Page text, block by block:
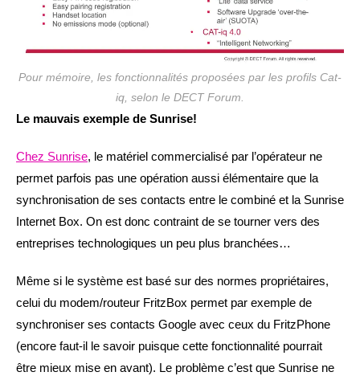
Pour mémoire, les fonctionnalités proposées par les profils Cat-
iq, selon le DECT Forum.
Le mauvais exemple de Sunrise!
Chez Sunrise, le matériel commercialisé par l’opérateur ne
permet parfois pas une opération aussi élémentaire que la
synchronisation de ses contacts entre le combiné et la Sunrise
Internet Box. On est donc contraint de se tourner vers des
entreprises technologiques un peu plus branchées…
Même si le système est basé sur des normes propriétaires,
celui du modem/routeur FritzBox permet par exemple de
synchroniser ses contacts Google avec ceux du FritzPhone
(encore faut-il le savoir puisque cette fonctionnalité pourrait
être mieux mise en avant). Le problème c’est que Sunrise ne